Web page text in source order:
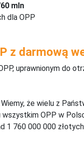
mln
dla OPP
z darmową
uprawnionym do
że wielu z
OPP w
1 760 000 000